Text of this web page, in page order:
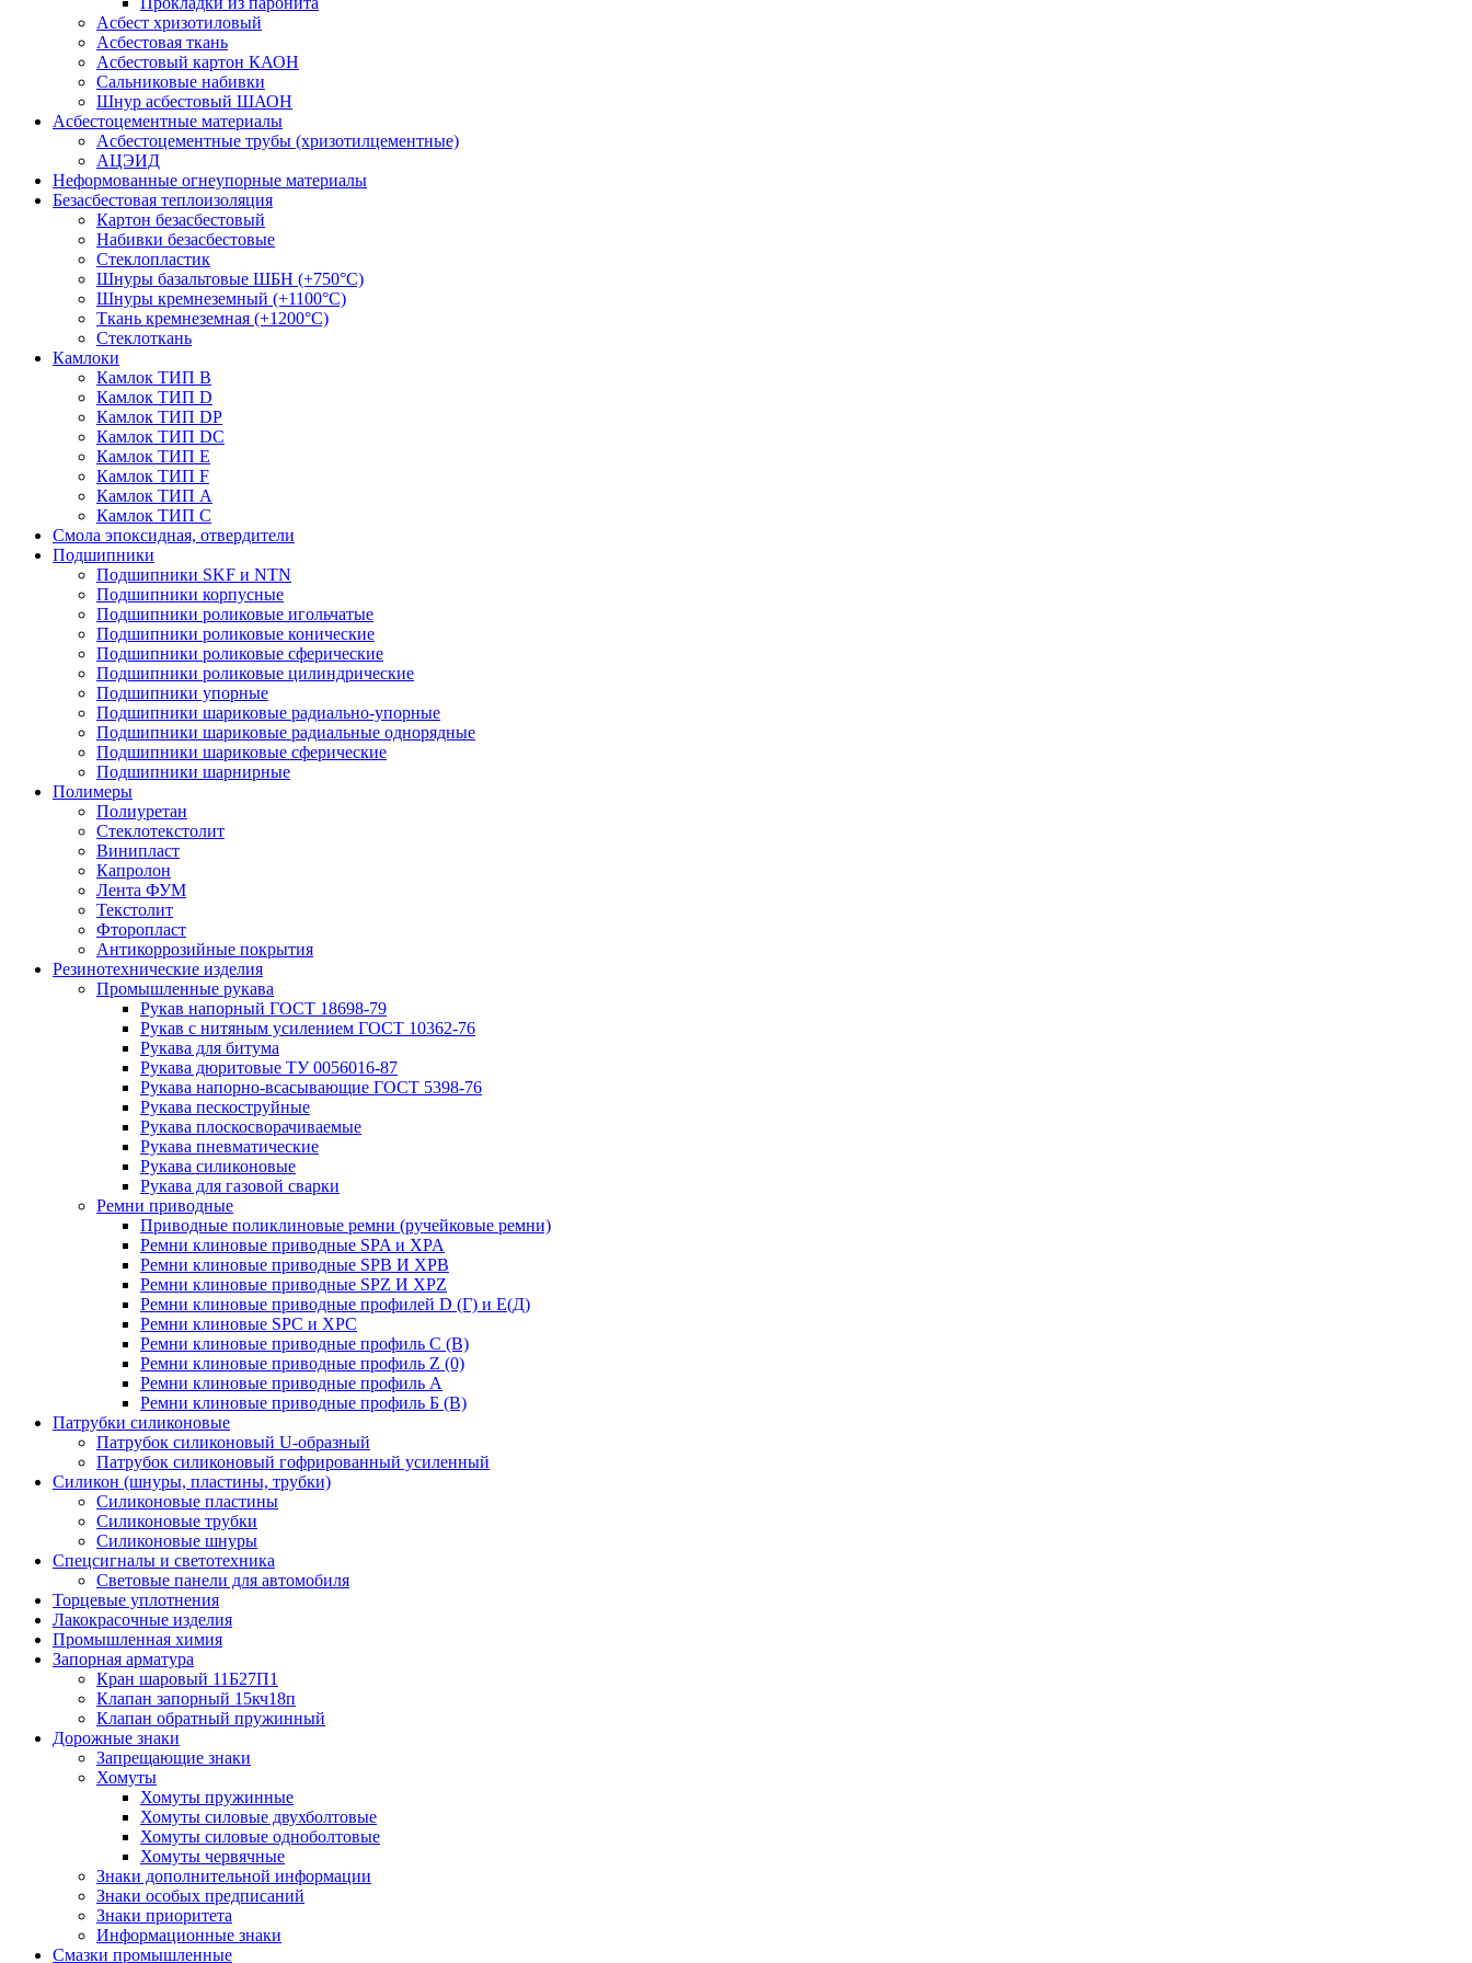
Асбест хризотиловый
Асбестовая ткань
Асбестовый картон КАОН
Сальниковые набивки
Шнур асбестовый ШАОН
Асбестоцементные материалы
Асбестоцементные трубы (хризотилцементные)
АЦЭИД
Неформованные огнеупорные материалы
Безасбестовая теплоизоляция
Картон безасбестовый
Набивки безасбестовые
Стеклопластик
Шнуры базальтовые ШБН (+750°С)
Шнуры кремнеземный (+1100°С)
Ткань кремнеземная (+1200°С)
Стеклоткань
Камлоки
Камлок ТИП B
Камлок ТИП D
Камлок ТИП DP
Камлок ТИП DС
Камлок ТИП E
Камлок ТИП F
Камлок ТИП А
Камлок ТИП С
Смола эпоксидная, отвердители
Подшипники
Подшипники SKF и NTN
Подшипники корпусные
Подшипники роликовые игольчатые
Подшипники роликовые конические
Подшипники роликовые сферические
Подшипники роликовые цилиндрические
Подшипники упорные
Подшипники шариковые радиально-упорные
Подшипники шариковые радиальные однорядные
Подшипники шариковые сферические
Подшипники шарнирные
Полимеры
Полиуретан
Стеклотекстолит
Винипласт
Капролон
Лента ФУМ
Текстолит
Фторопласт
Антикоррозийные покрытия
Резинотехнические изделия
Промышленные рукава
Рукав напорный ГОСТ 18698-79
Рукав с нитяным усилением ГОСТ 10362-76
Рукава для битума
Рукава дюритовые ТУ 0056016-87
Рукава напорно-всасывающие ГОСТ 5398-76
Рукава пескоструйные
Рукава плоскосворачиваемые
Рукава пневматические
Рукава силиконовые
Рукава для газовой сварки
Ремни приводные
Приводные поликлиновые ремни (ручейковые ремни)
Ремни клиновые приводные SPA и XPA
Ремни клиновые приводные SPB И XPB
Ремни клиновые приводные SPZ И XPZ
Ремни клиновые приводные профилей D (Г) и Е(Д)
Ремни клиновые SPC и XPC
Ремни клиновые приводные профиль C (В)
Ремни клиновые приводные профиль Z (0)
Ремни клиновые приводные профиль А
Ремни клиновые приводные профиль Б (B)
Патрубки силиконовые
Патрубок силиконовый U-образный
Патрубок силиконовый гофрированный усиленный
Силикон (шнуры, пластины, трубки)
Силиконовые пластины
Силиконовые трубки
Силиконовые шнуры
Спецсигналы и светотехника
Световые панели для автомобиля
Торцевые уплотнения
Лакокрасочные изделия
Промышленная химия
Запорная арматура
Кран шаровый 11Б27П1
Клапан запорный 15кч18п
Клапан обратный пружинный
Дорожные знаки
Запрещающие знаки
Хомуты
Хомуты пружинные
Хомуты силовые двухболтовые
Хомуты силовые одноболтовые
Хомуты червячные
Знаки дополнительной информации
Знаки особых предписаний
Знаки приоритета
Информационные знаки
Смазки промышленные